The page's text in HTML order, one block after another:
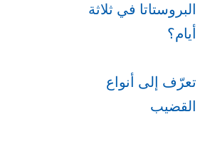
البروستاتا في ثلاثة
أيام؟
تعرّف إلى أنواع
القضيب